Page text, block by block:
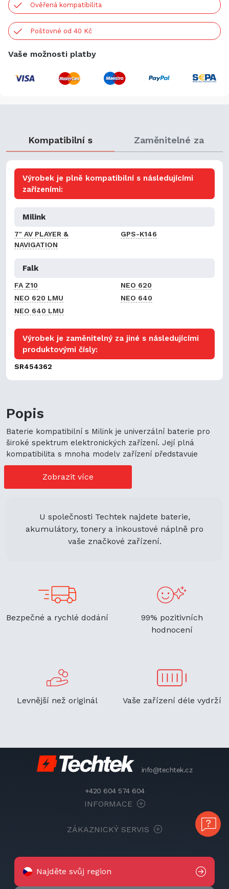
Ověřená kompatibilita
Poštovné od 40 Kč
Vaše možnosti platby
Kompatibilní s Zaměnitelné za
Výrobek je plně kompatibilní s následujícími
zařízeními:
Milink
7" AV PLAYER &
NAVIGATION
GPS-K146
Falk
FA Z10
NEO 620
NEO 620 LMU
NEO 640
NEO 640 LMU
Výrobek je zaměnitelný za jiné s následujícími
produktovými čísly:
SR454362
Popis
Baterie kompatibilní s Milink je univerzální baterie pro
široké spektrum elektronických zařízení. Její plná
kompatibilita s mnoha modely zařízení představuje
cenově výhodné možnosti nákupu. Její univerzální použití
navíc podporuje ekologickou udržitelnost a zaručuje
flexibilitu.
Zobrazit více
U společnosti Techtek najdete baterie,
akumulátory, tonery a inkoustové náplně pro
vaše značkové zařízení.
Bezpečné a rychlé dodání
99% pozitivních
hodnocení
Levnější než originál Vaše zařízení déle vydrží
info@techtek.cz
+420 604 574 604
INFORMACE
ZÁKAZNICKÝ SERVIS
Najděte svůj region